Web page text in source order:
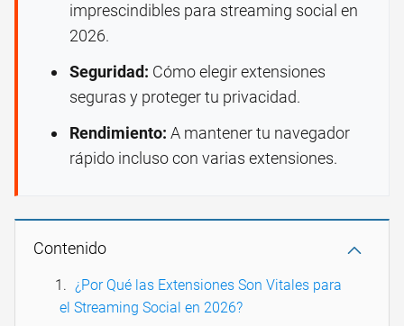
imprescindibles para streaming social en
2026.
Seguridad: Cómo elegir extensiones
seguras y proteger tu privacidad.
Rendimiento: A mantener tu navegador
rápido incluso con varias extensiones.
Contenido
¿Por Qué las Extensiones Son Vitales para
el Streaming Social en 2026?